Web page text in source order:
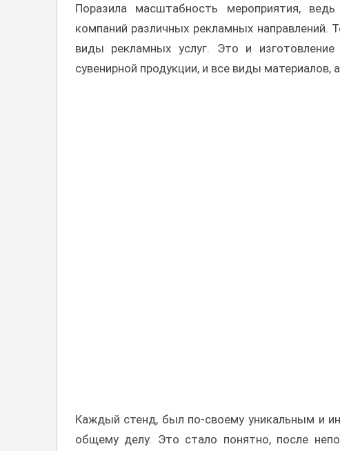
Поразила масштабность мероприятия,
компаний различных рекламных направлений.
виды рекламных услуг. Это и
сувенирной продукции, и все виды
Каждый стенд, был по-своему уникальным и
общему делу. Это стало понятно, после